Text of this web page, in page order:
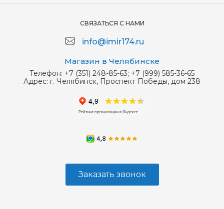
СВЯЗАТЬСЯ С НАМИ
info@imir174.ru
Магазин в Челябинске
Телефон: +7 (351) 248-85-63; +7 (999) 585-36-65
Адрес: г. Челябинск, Проспект Победы, дом 238
Заказать звонок